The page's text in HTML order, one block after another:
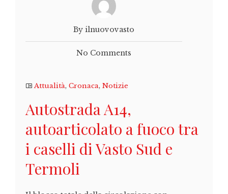
By ilnuovovasto
No Comments
Attualità, Cronaca, Notizie
Autostrada A14,
autoarticolato a fuoco tra
i caselli di Vasto Sud e
Termoli